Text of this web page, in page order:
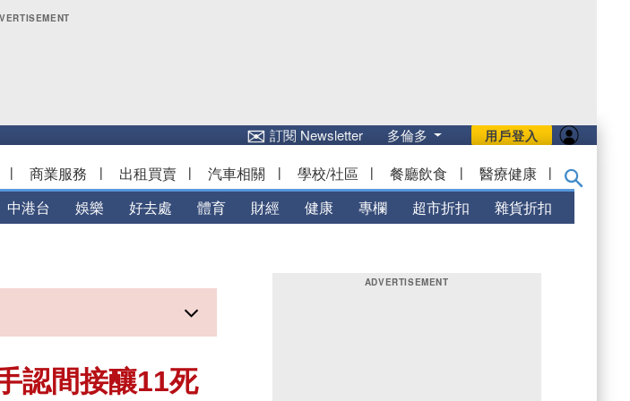
用戶登入
✉訂閱 Newsletter 多倫多
| 商業服務 | 出租買賣 | 汽車相關 | 學校/社區 | 餐廳飲食 | 醫療健康 |
中港台 娛樂 好去處 體育 財經 健康 專欄 超市折扣 雜貨折扣
認間接釀11死